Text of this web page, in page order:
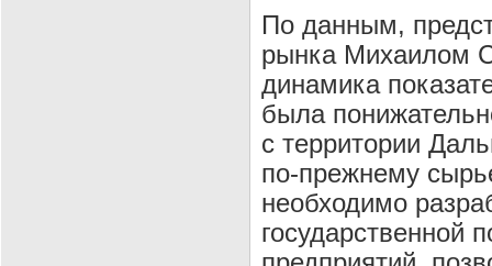
По данным,
рынка Михаилом
динамика
была
с территории
по-прежнему
необходимо
государственной